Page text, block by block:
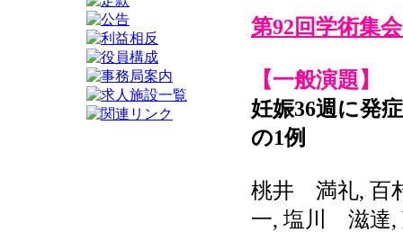
第92回学術集会
【一般演題】
妊娠36週に発
の1例
桃井 満礼,
一, 塩川 滋達